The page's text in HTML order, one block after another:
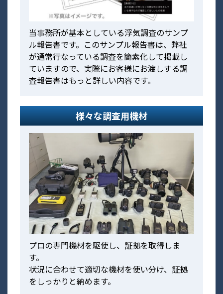
当事務所が基本としている浮気調査のサンプ
ル報告書です。このサンプル報告書は、弊社
が通常行なっている調査を簡素化して掲載し
ていますので、実際にお客様にお渡しする調
査報告書はもっと詳しい内容です。
様々な調査用機材
プロの専門機材を駆使し、証拠を取得しま
す。
状況に合わせて適切な機材を使い分け、証拠
をしっかりと納めます。